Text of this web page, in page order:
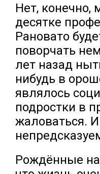
Нет, конечно,
десятке
Рановато
поворчать
лет назад
нибудь в
являлось
подростки в
жаловаться.
Рождённые